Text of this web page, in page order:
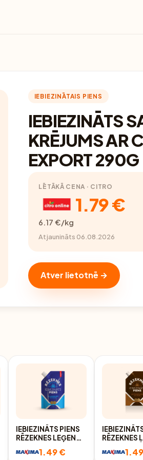
IEBIEZINĀTAIS PIENS
IEBIEZINĀTS
KRĒJUMS AR
EXPORT 290G
LĒTĀKĀ CENA · CITRO
1.79 €
6.17 €/kg
Atjaunināts 06.08.2026
Atver lietotnē →
IEBIEZINĀTS PIENS
RĒZEKNES LEĢENDA
CUKURU 250G
1.49 €
RĒZEKNES
CUKURU